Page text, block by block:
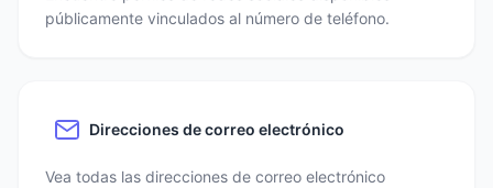
públicamente vinculados al número de teléfono.
Direcciones de correo electrónico
Vea todas las direcciones de correo electrónico